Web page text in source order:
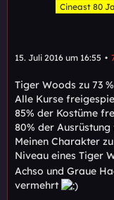
Cineast 80
15. Juli 2016 um 16:55
Tiger Woods zu 73
Alle Kurse
85% der Kostüme
80% der
Meinen Charakter
Niveau eines Tiger
Achso und Graue
vermehrt